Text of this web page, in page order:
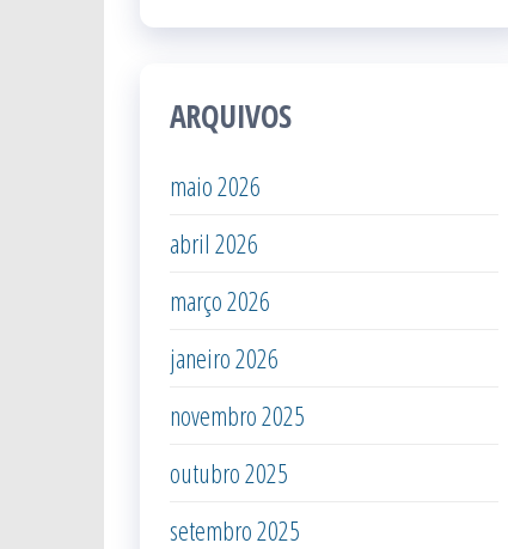
ARQUIVOS
maio 2026
abril 2026
março 2026
janeiro 2026
novembro 2025
outubro 2025
setembro 2025